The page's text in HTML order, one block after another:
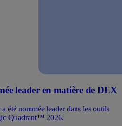
leader en matière de DEX
été nommée leader dans les outils
Quadrant™ 2026.